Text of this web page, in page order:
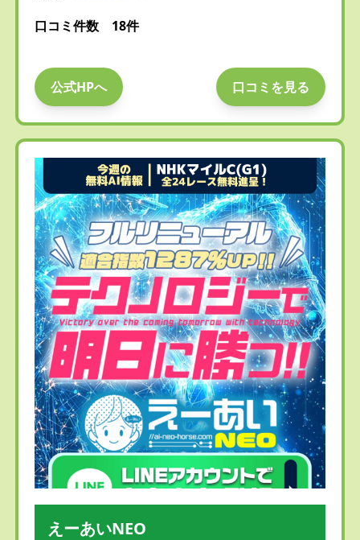
口コミ件数 18件
公式HPへ 口コミを見る
えーあいNEO